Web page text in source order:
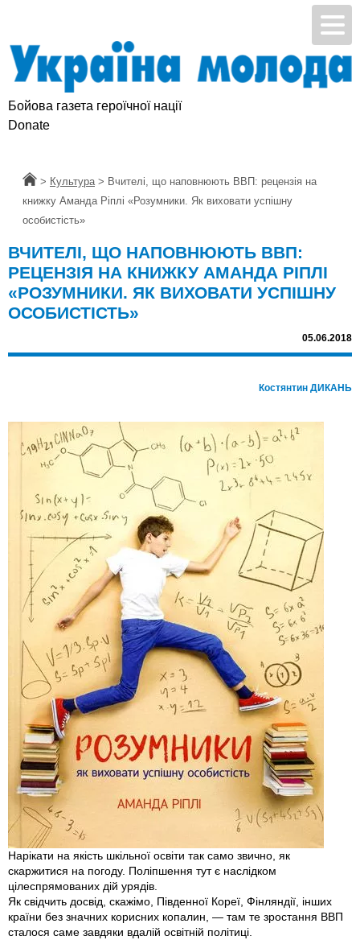
Бойова газета героїчної нації
Donate
Головна
> Культура > Вчителі, що наповнюють ВВП: рецензія на
книжку Аманда Ріплі «Розумники. Як виховати успішну
особистість»
ВЧИТЕЛІ, ЩО НАПОВНЮЮТЬ ВВП:
РЕЦЕНЗІЯ НА КНИЖКУ АМАНДА РІПЛІ
«РОЗУМНИКИ. ЯК ВИХОВАТИ УСПІШНУ
ОСОБИСТІСТЬ»
05.06.2018
Костянтин ДИКАНЬ
Нарікати на якість шкільної освіти так само звично, як
скаржитися на погоду. Поліпшення тут є наслідком
цілеспрямованих дій урядів.
Як свідчить досвід, скажімо, Південної Кореї, Фінляндії, інших
країни без значних корисних копалин, — там те зростання ВВП
сталося саме завдяки вдалій освітній політиці.